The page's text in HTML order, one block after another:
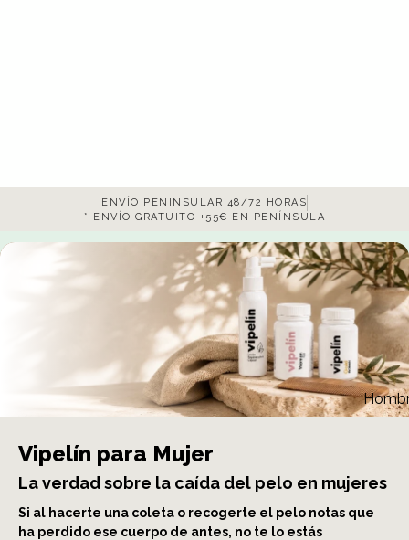
ENVÍO PENINSULAR 48/72 HORAS
* ENVÍO GRATUITO +55€ EN PENÍNSULA
Vipelín para Mujer
La verdad sobre la caída del pelo en mujeres
Si al hacerte una coleta o recogerte el pelo notas que
ha perdido ese cuerpo de antes, no te lo estás